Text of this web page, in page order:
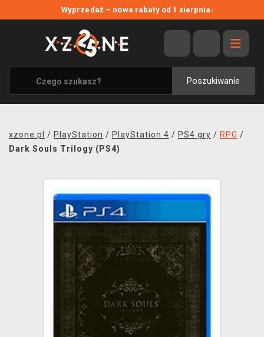
Wyprzedaż – nowe rabaty od 1 sierpnia›
Poszukiwanie
WYPRZEDAŻ
WSZYSTKIE MARKI
XZONE ORIGINALS
UBRANIA I AKCESORIA
SOUNDTRACKI
KONTAKT
TRANSPORT
XZONE KLUB
xzone.pl / PlayStation / PlayStation 4 / PS4 gry / RPG /
Dark Souls Trilogy (PS4)